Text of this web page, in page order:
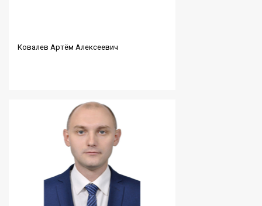
Ковалев Артём Алексеевич